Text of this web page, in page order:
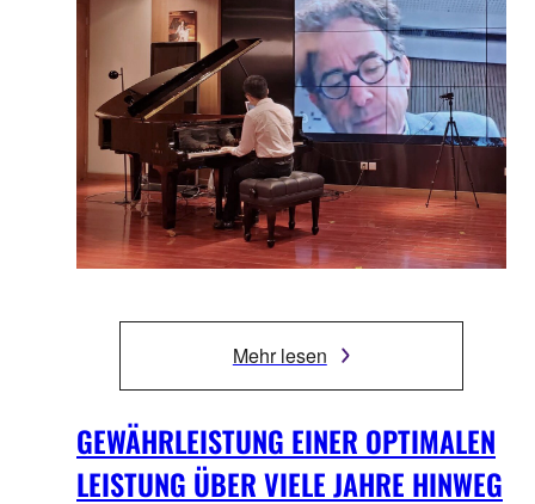
Mehr lesen
GEWÄHRLEISTUNG EINER OPTIMALEN
LEISTUNG ÜBER VIELE JAHRE HINWEG